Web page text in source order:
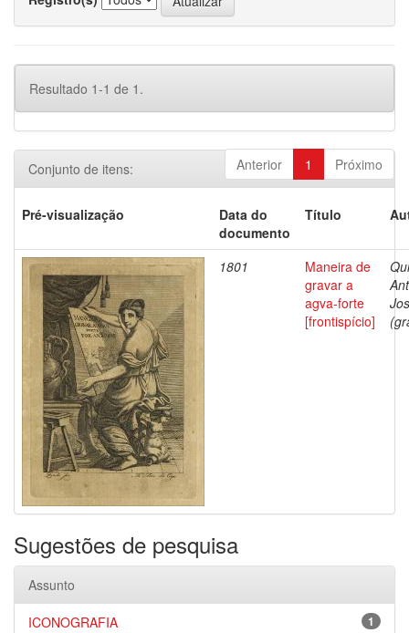
Resultado 1-1 de 1.
Anterior 1 Próximo
Conjunto de itens:
Pré-visualização
Data do
documento
Título
1801
Maneira de
gravar a
agva-forte
[frontispício]
Sugestões de pesquisa
Assunto
1
ICONOGRAFIA